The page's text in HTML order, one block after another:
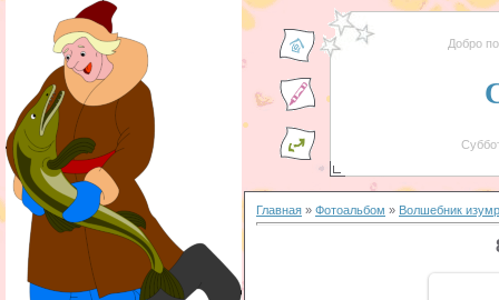
Добро
Главная » Фотоальбом » Волшебник